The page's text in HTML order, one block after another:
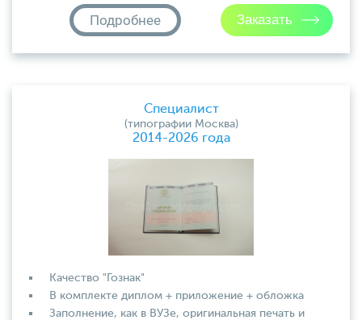
Подробнее
Специалист
(типографии Москва)
2014-2026 года
Качество "Гознак"
В комплекте диплом + приложение + обложка
Заполнение, как в ВУЗе, оригинальная печать и